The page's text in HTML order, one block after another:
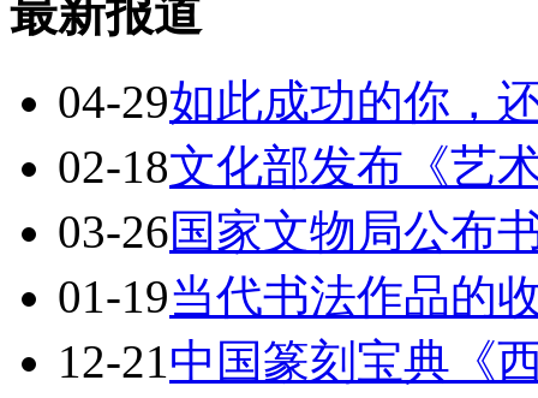
最新报道
04-29如此成功的你，
02-18文化部发布《艺
03-26国家文物局公布
01-19当代书法作品的
12-21中国篆刻宝典《